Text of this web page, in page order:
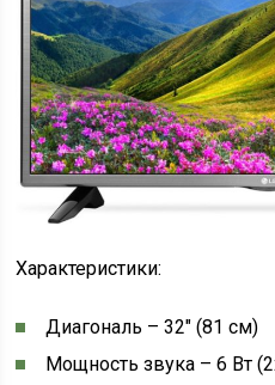
Характеристики:
Диагональ – 32″ (81 см)
Мощность звука – 6 Вт